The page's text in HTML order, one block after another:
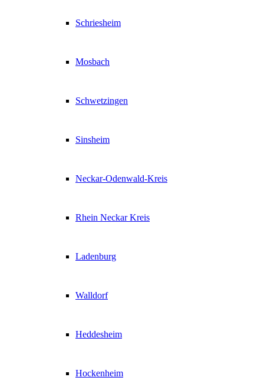
Schriesheim
Mosbach
Schwetzingen
Sinsheim
Neckar-Odenwald-Kreis
Rhein Neckar Kreis
Ladenburg
Walldorf
Heddesheim
Hockenheim